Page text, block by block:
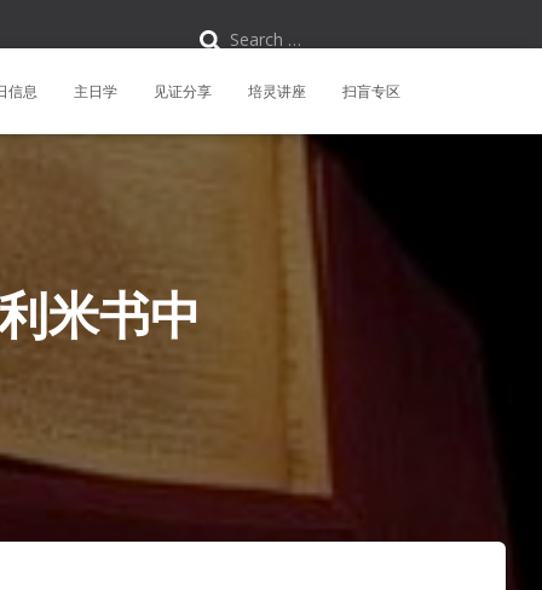
Search …
信息 主日学 见证分享 培灵讲座 扫盲专区
米书中